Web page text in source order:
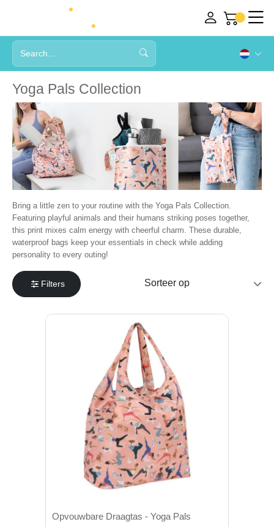
Yoga Pals Collection
Bring a little zen to your routine with the Yoga Pals Collection.
Featuring playful animals and their humans striking poses together,
this print mixes calm energy with cheerful charm. These durable,
waterproof bags keep your essentials in check while adding
personality to every outing!
Filters
Opvouwbare Draagtas - Yoga Pals